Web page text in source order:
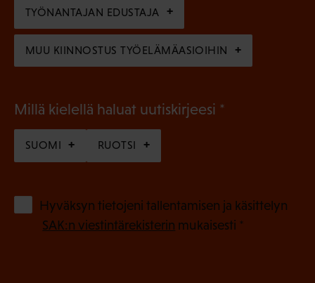
n
)
TYÖNANTAJAN EDUSTAJA
MUU KIINNOSTUS TYÖELÄMÄASIOIHIN
Millä kielellä haluat uutiskirjeesi
o
l
SUOMI RUOTSI
Hyväksyn tietojeni tallentamisen ja käsittelyn
SAK:n viestintärekisterin mukaisesti *